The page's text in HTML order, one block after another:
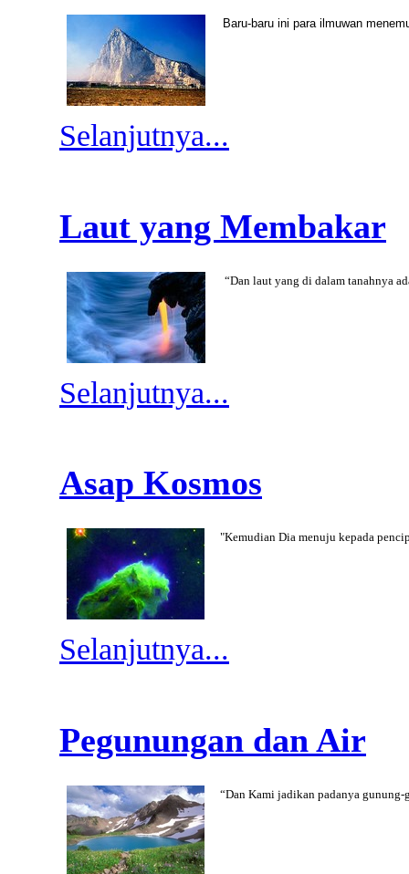
Baru-baru ini para ilmuwan
Selanjutnya...
Laut yang Membakar
“Dan laut yang di dalam tanahnya
Selanjutnya...
Asap Kosmos
"Kemudian Dia menuju kepada
Selanjutnya...
Pegunungan dan Air
“Dan Kami jadikan padanya